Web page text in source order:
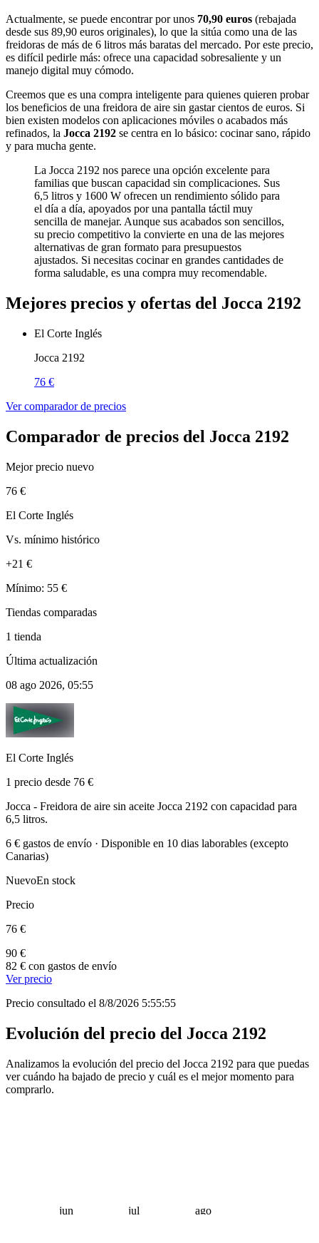
Actualmente, se puede encontrar por unos 70,90 euros (rebajada
desde sus 89,90 euros originales), lo que la sitúa como una de las
freidoras de más de 6 litros más baratas del mercado. Por este precio,
es difícil pedirle más: ofrece una capacidad sobresaliente y un
manejo digital muy cómodo.
Creemos que es una compra inteligente para quienes quieren probar
los beneficios de una freidora de aire sin gastar cientos de euros. Si
bien existen modelos con aplicaciones móviles o acabados más
refinados, la Jocca 2192 se centra en lo básico: cocinar sano, rápido
y para mucha gente.
La Jocca 2192 nos parece una opción excelente para
familias que buscan capacidad sin complicaciones. Sus
6,5 litros y 1600 W ofrecen un rendimiento sólido para
el día a día, apoyados por una pantalla táctil muy
sencilla de manejar. Aunque sus acabados son sencillos,
su precio competitivo la convierte en una de las mejores
alternativas de gran formato para presupuestos
ajustados. Si necesitas cocinar en grandes cantidades de
forma saludable, es una compra muy recomendable.
Mejores precios y ofertas del Jocca 2192
El Corte Inglés
Jocca 2192
76 €
Ver comparador de precios
Comparador de precios del Jocca 2192
Mejor precio nuevo
76 €
El Corte Inglés
Vs. mínimo histórico
+21 €
Mínimo: 55 €
Tiendas comparadas
1 tienda
Última actualización
08 ago 2026, 05:55
El Corte Inglés
1 precio desde 76 €
Jocca - Freidora de aire sin aceite Jocca 2192 con capacidad para
6,5 litros.
6 € gastos de envío · Disponible en 10 dias laborables (excepto
Canarias)
NuevoEn stock
Precio
76 €
90 €
82 € con gastos de envío
Ver precio
Precio consultado el 8/8/2026 5:55:55
Evolución del precio del Jocca 2192
Analizamos la evolución del precio del Jocca 2192 para que puedas
ver cuándo ha bajado de precio y cuál es el mejor momento para
comprarlo.
jun jul ago